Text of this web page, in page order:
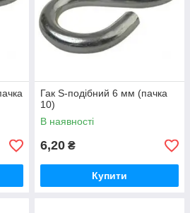
Гак S-подібний 6 мм (пачка
10)
В наявності
6,20 ₴
Купити